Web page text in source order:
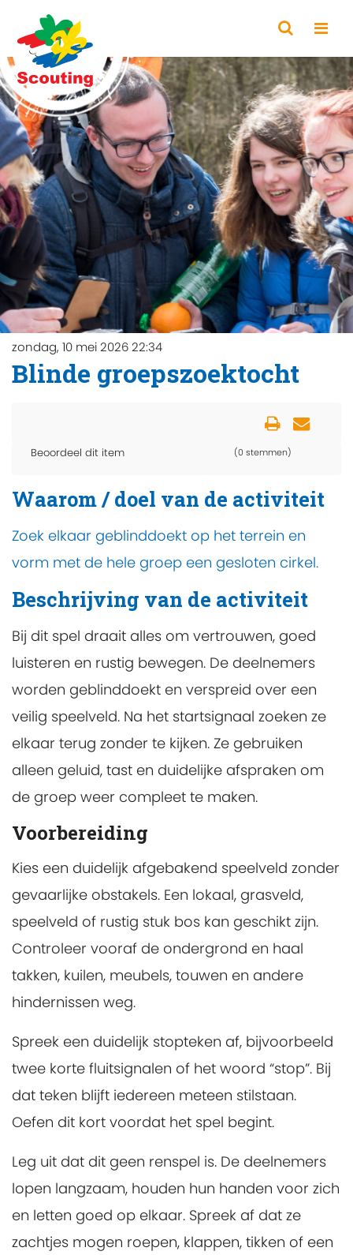
zondag, 10 mei 2026 22:34
Blinde groepszoektocht
Beoordeel dit item (0 stemmen)
Waarom / doel van de activiteit
Zoek elkaar geblinddoekt op het terrein en
vorm met de hele groep een gesloten cirkel.
Beschrijving van de activiteit
Bij dit spel draait alles om vertrouwen, goed
luisteren en rustig bewegen. De deelnemers
worden geblinddoekt en verspreid over een
veilig speelveld. Na het startsignaal zoeken ze
elkaar terug zonder te kijken. Ze gebruiken
alleen geluid, tast en duidelijke afspraken om
de groep weer compleet te maken.
Voorbereiding
Kies een duidelijk afgebakend speelveld zonder
gevaarlijke obstakels. Een lokaal, grasveld,
speelveld of rustig stuk bos kan geschikt zijn.
Controleer vooraf de ondergrond en haal
takken, kuilen, meubels, touwen en andere
hindernissen weg.
Spreek een duidelijk stopteken af, bijvoorbeeld
twee korte fluitsignalen of het woord “stop”. Bij
dat teken blijft iedereen meteen stilstaan.
Oefen dit kort voordat het spel begint.
Leg uit dat dit geen renspel is. De deelnemers
lopen langzaam, houden hun handen voor zich
en letten goed op elkaar. Spreek af dat ze
zachtjes mogen roepen, klappen, tikken of een